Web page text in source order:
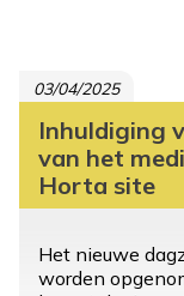
site
03/04/2025
Inhuldiging
van het
Horta site
Het nieuwe
worden